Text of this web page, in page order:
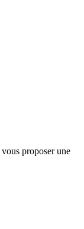
proposer une